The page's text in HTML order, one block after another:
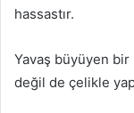
hassastır.
Yavaş büyüyen
değil de çelikle